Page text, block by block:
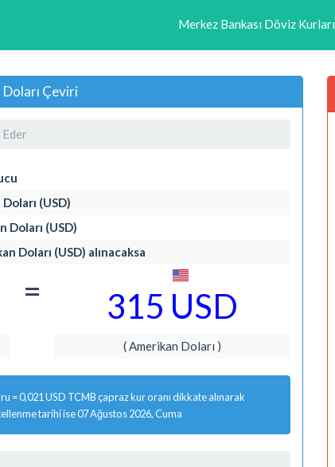
Merkez Bankası Döviz Kurları
Çeviri
(USD)
Doları (USD)
Doları (USD) alınacaksa
= 315 USD
( Amerikan Doları )
= 0,021 USD TCMB çapraz kur oranı dikkate alınarak
tarihi ise 07 Ağustos 2026, Cuma